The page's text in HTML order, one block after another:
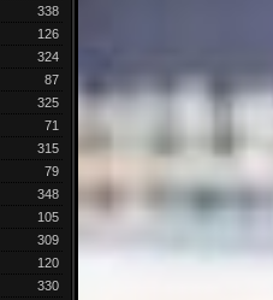
338
126
324
87
325
71
315
79
348
105
309
120
330